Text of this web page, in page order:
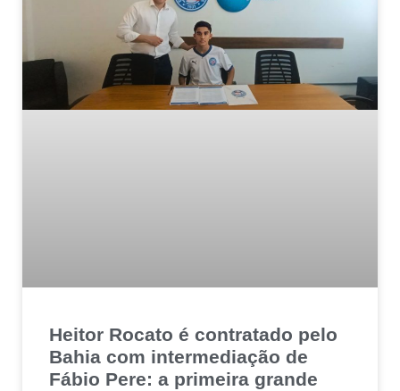
Heitor Rocato é contratado pelo
Bahia com intermediação de
Fábio Pere: a primeira grande